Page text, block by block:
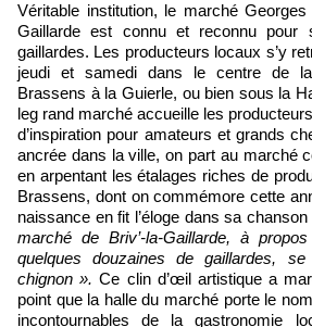
Véritable institution, le marché Georges Brassens de Brive la
Gaillarde est connu et reconnu pour
gaillardes. Les producteurs locaux s’y
jeudi et samedi dans le centre de
Brassens à la Guierle, ou bien sous la
leg rand marché accueille les
d’inspiration pour amateurs et grands
ancrée dans la ville, on part au marché
en arpentant les étalages riches de
Brassens, dont on commémore cette
naissance en fit l’éloge dans sa
marché de Briv’-la-Gaillarde, à
quelques douzaines de gaillardes,
chignon ».Ce clin d’œil artistique a
point que la halle du marché porte le
incontournables de la gastronomie